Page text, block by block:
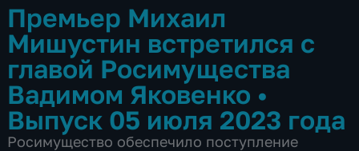
Премьер Михаил
Мишустин встретился с
главой Росимущества
Вадимом Яковенко •
Выпуск 05 июля 2023 года
Росимущество обеспечило поступление